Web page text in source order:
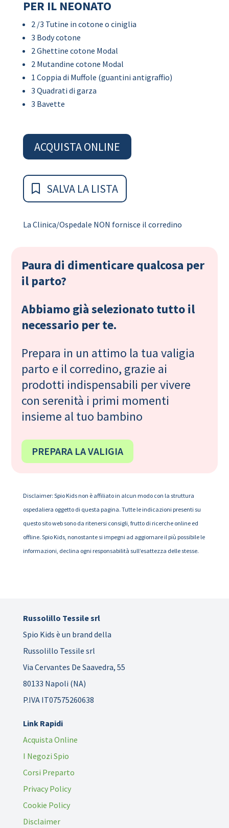
PER IL NEONATO
2 /3 Tutine in cotone o ciniglia
3 Body cotone
2 Ghettine cotone Modal
2 Mutandine cotone Modal
1 Coppia di Muffole (guantini antigraffio)
3 Quadrati di garza
3 Bavette
ACQUISTA ONLINE
SALVA LA LISTA
La Clinica/Ospedale NON fornisce il corredino
Paura di dimenticare qualcosa per
il parto?
Abbiamo già selezionato tutto il
necessario per te.
Prepara in un attimo la tua valigia
parto e il corredino, grazie ai
prodotti indispensabili per vivere
con serenità i primi momenti
insieme al tuo bambino
PREPARA LA VALIGIA
Disclaimer: Spio Kids non è affiliato in alcun modo con la struttura
ospedaliera oggetto di questa pagina. Tutte le indicazioni presenti su
questo sito web sono da ritenersi consigli, frutto di ricerche online ed
offline. Spio Kids, nonostante si impegni ad aggiornare il più possibile le
informazioni, declina ogni responsabilità sull’esattezza delle stesse.
Russolillo Tessile srl
Spio Kids è un brand della
Russolillo Tessile srl
Via Cervantes De Saavedra, 55
80133 Napoli (NA)
P.IVA IT07575260638
Link Rapidi
Acquista Online
I Negozi Spio
Corsi Preparto
Privacy Policy
Cookie Policy
Disclaimer